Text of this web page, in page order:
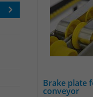
Brake plate
conveyor